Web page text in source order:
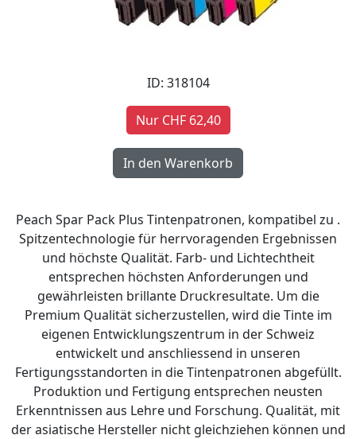
ID: 318104
Nur CHF 62,40
Peach Spar Pack Plus Tintenpatronen, kompatibel zu .
Spitzentechnologie für herrvoragenden Ergebnissen
und höchste Qualität. Farb- und Lichtechtheit
entsprechen höchsten Anforderungen und
gewährleisten brillante Druckresultate. Um die
Premium Qualität sicherzustellen, wird die Tinte im
eigenen Entwicklungszentrum in der Schweiz
entwickelt und anschliessend in unseren
Fertigungsstandorten in die Tintenpatronen abgefüllt.
Produktion und Fertigung entsprechen neusten
Erkenntnissen aus Lehre und Forschung. Qualität, mit
der asiatische Hersteller nicht gleichziehen können und